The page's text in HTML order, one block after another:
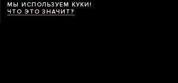
МЫ ИСПОЛЬЗУЕМ КУКИ!
ЧТО ЭТО ЗНАЧИТ?